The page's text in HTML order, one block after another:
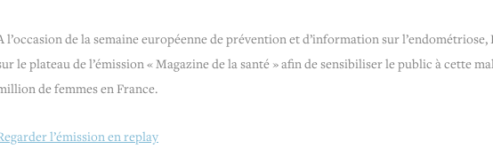
l’occasion de la semaine européenne de prévention et d’information sur
le plateau de l’émission « Magazine de la santé » afin de sensibiliser le public à cette
de femmes en France.
l’émission en replay